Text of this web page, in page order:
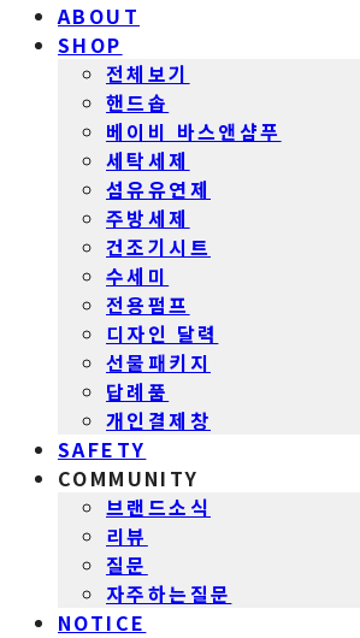
ABOUT
SHOP
전체보기
핸드솝
베이비 바스앤샴푸
세탁세제
섬유유연제
주방세제
건조기시트
수세미
전용펌프
디자인 달력
선물패키지
답례품
개인결제창
SAFETY
COMMUNITY
브랜드소식
리뷰
질문
자주하는질문
NOTICE